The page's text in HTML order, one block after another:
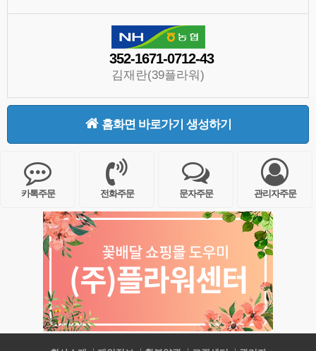
352-1671-0712-43
김재란(39플라워)
홈화면 바로가기 생성하기
카톡주문 전화주문 문자주문 관리자주문